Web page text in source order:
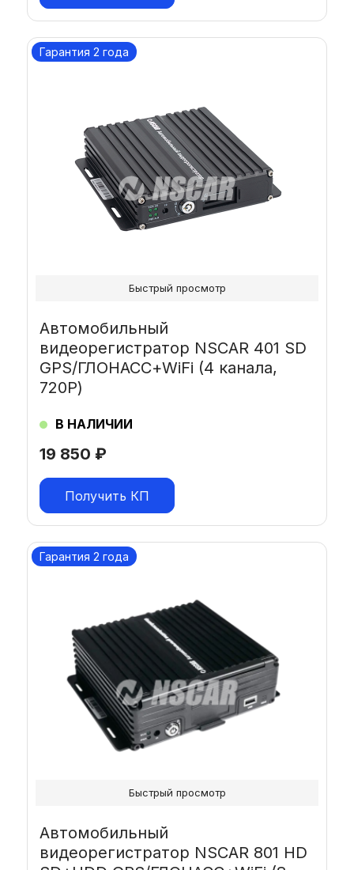
Гарантия 2 года
19 850 ₽
Автомобильный
видеорегистратор NSCAR 401 SD
GPS/ГЛОНАСС+WiFi (4 канала,
720Р)
В НАЛИЧИИ
Получить КП
Быстрый просмотр
Гарантия 2 года
Автомобильный
видеорегистратор NSCAR 801 HD
Быстрый просмотр